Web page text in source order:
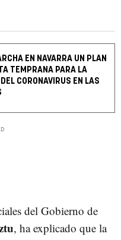
EN NAVARRA UN PLAN
TEMPRANA PARA LA
CORONAVIRUS EN LAS
del Gobierno de
, ha explicado que la